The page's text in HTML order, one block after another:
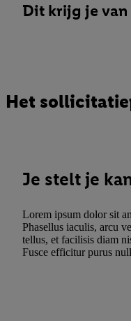
Dit krijg je van
Het
Je stelt je
Lorem ipsum dolor sit
Phasellus iaculis, arcu
tellus, et facilisis diam
Fusce efficitur purus